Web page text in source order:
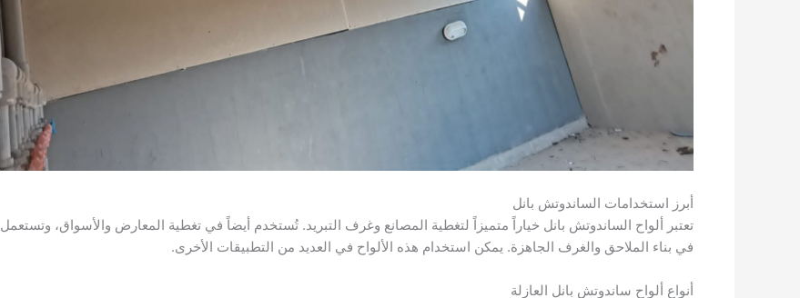
أبرز استخدامات الساندوتش بانل
تعتبر ألواح الساندوتش بانل خياراً متميزاً لتغطية المصانع وغرف التبريد. تُستخدم أيضاً في تغطية المعارض والأسواق، وتستعمل
في بناء الملاحق والغرف الجاهزة. يمكن استخدام هذه الألواح في العديد من التطبيقات الأخرى.
أنواع ألواح ساندوتش بانل العازلة